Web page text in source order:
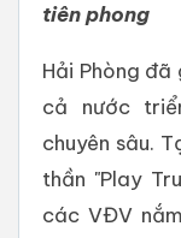
tiên phong
Hải Phòng
cả nước
chuyên sâu.
thần "Play
các VĐV